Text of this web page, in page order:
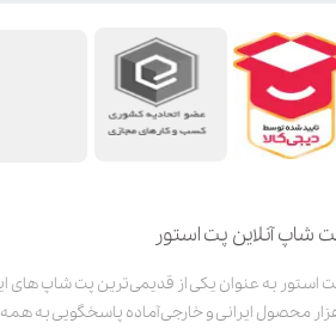
شاپ آنلاین پت استور
محصول ایرانی و خارجی آماده پاسخگویی به